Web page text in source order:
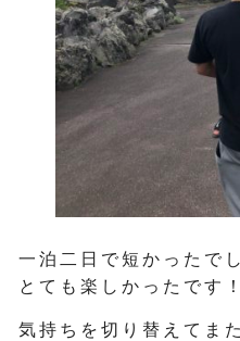
一泊二日で短かったで
とても楽しかったです！
気持ちを切り替えてま